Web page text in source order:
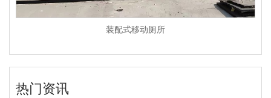
装配式移动厕所
热门资讯